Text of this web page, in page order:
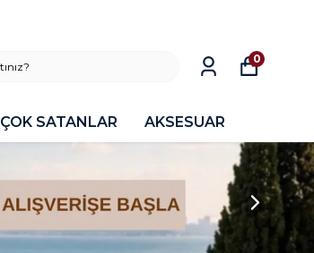
ÇOK SATANLAR AKSESUAR
0